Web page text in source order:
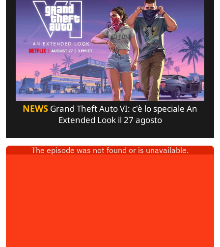
NEWS Grand Theft Auto VI: c'è lo speciale An
Extended Look il 27 agosto